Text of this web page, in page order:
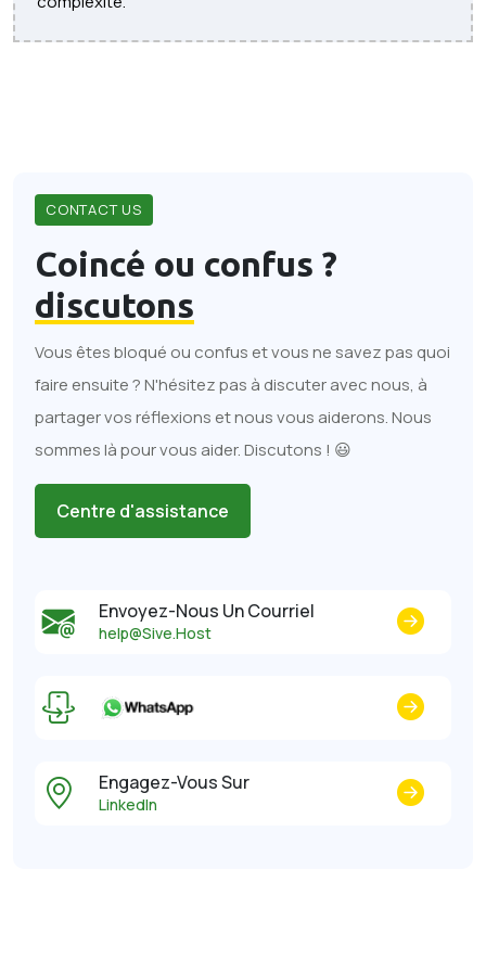
CONTACT US
Coincé ou confus ?
discutons
Vous êtes bloqué ou confus et vous ne savez pas quoi
faire ensuite ? N'hésitez pas à discuter avec nous, à
partager vos réflexions et nous vous aiderons. Nous
sommes là pour vous aider. Discutons ! 😃
Centre d'assistance
Envoyez-Nous Un Courriel
help@Sive.Host
Engagez-Vous Sur
LinkedIn